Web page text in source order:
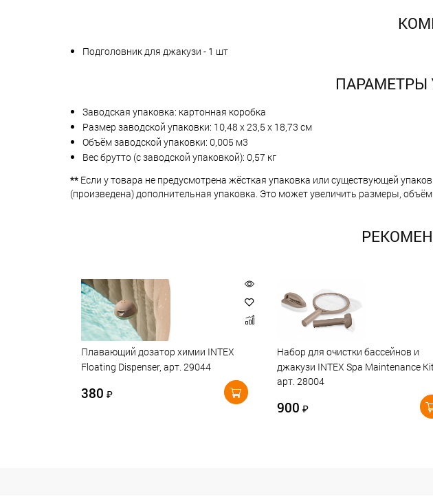
Подголовник для джакузи - 1 шт
ПАРАМЕТРЫ
Заводская упаковка: картонная коробка
Размер заводской упаковки: 10,48 х 23,5 х 18,73 см
Объём заводской упаковки: 0,005 м3
Вес брутто (с заводской упаковкой): 0,57 кг
** Если у товара не предусмотрена жёсткая упаковка или существующей
(произведена) дополнительная упаковка. Это может увеличить размеры,
Плавающий дозатор химии INTEX
Floating Dispenser, арт. 29044
380 ₽
Набор для очистки бассейнов и
джакузи INTEX Spa Maintenance
арт. 28004
900 ₽